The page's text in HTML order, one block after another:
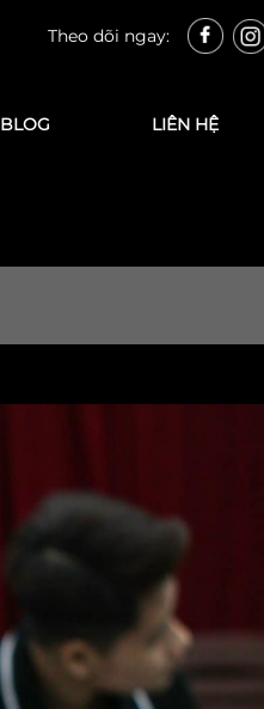
Theo dõi ngay:
BLOG LIÊN HỆ